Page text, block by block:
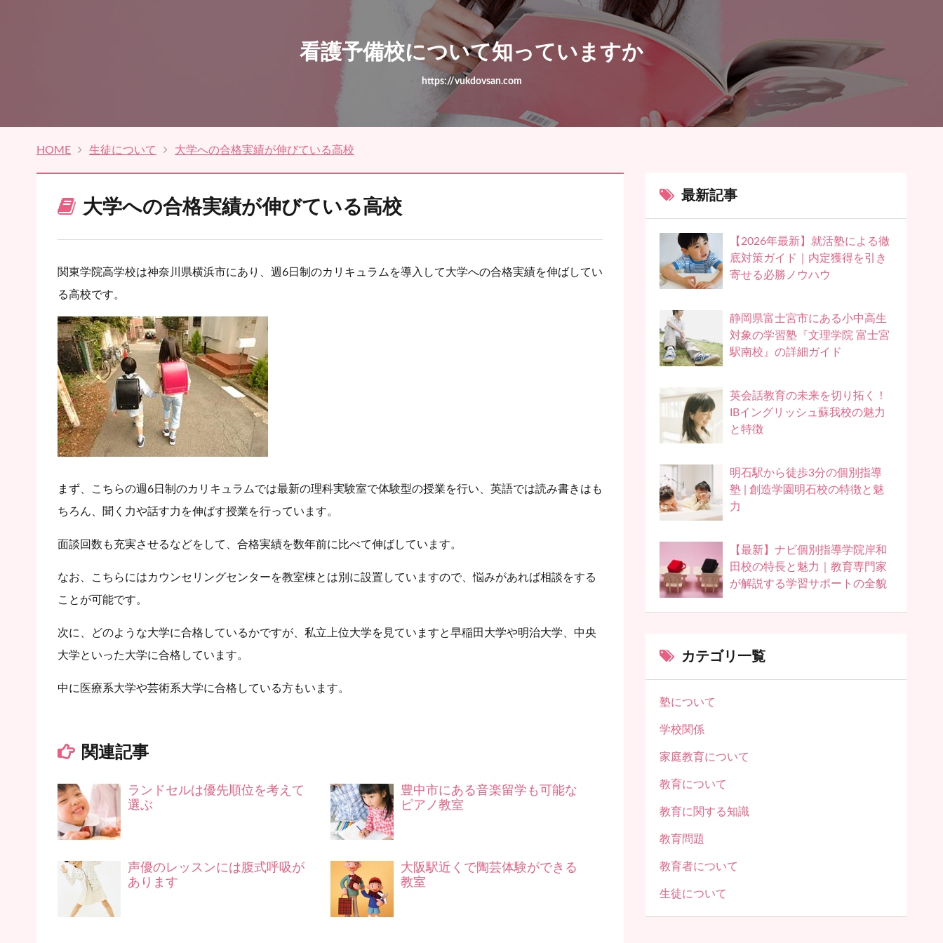
看護予備校について知っていますか
https://vukdovsan.com
HOME 生徒について 大学への合格実績が伸びている高校
大学への合格実績が伸びている高校
関東学院高学校は神奈川県横浜市にあり、週6日制のカリキュラムを導入して大学への合格実績を伸ばしてい
る高校です。
まず、こちらの週6日制のカリキュラムでは最新の理科実験室で体験型の授業を行い、英語では読み書きはも
ちろん、聞く力や話す力を伸ばす授業を行っています。
面談回数も充実させるなどをして、合格実績を数年前に比べて伸ばしています。
なお、こちらにはカウンセリングセンターを教室棟とは別に設置していますので、悩みがあれば相談をする
ことが可能です。
次に、どのような大学に合格しているかですが、私立上位大学を見ていますと早稲田大学や明治大学、中央
大学といった大学に合格しています。
中に医療系大学や芸術系大学に合格している方もいます。
関連記事
ランドセルは優先順位を考えて
選ぶ
豊中市にある音楽留学も可能な
ピアノ教室
声優のレッスンには腹式呼吸が
あります
大阪駅近くで陶芸体験ができる
教室
最新記事
【2026年最新】就活塾による徹
底対策ガイド｜内定獲得を引き
寄せる必勝ノウハウ
静岡県富士宮市にある小中高生
対象の学習塾『文理学院 富士宮
駅南校』の詳細ガイド
英会話教育の未来を切り拓く！
IBイングリッシュ蘇我校の魅力
と特徴
明石駅から徒歩3分の個別指導
塾 | 創造学園明石校の特徴と魅
力
【最新】ナビ個別指導学院岸和
田校の特長と魅力｜教育専門家
が解説する学習サポートの全貌
カテゴリ一覧
塾について
学校関係
家庭教育について
教育について
教育に関する知識
教育問題
教育者について
生徒について